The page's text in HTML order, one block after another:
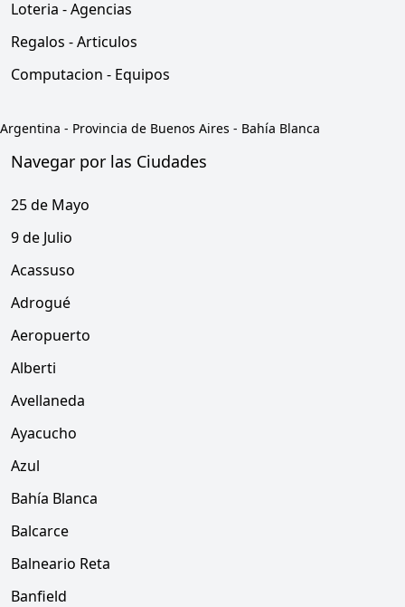
Loteria - Agencias
Regalos - Articulos
Computacion - Equipos
Argentina - Provincia de Buenos Aires - Bahía Blanca
Navegar por las Ciudades
25 de Mayo
9 de Julio
Acassuso
Adrogué
Aeropuerto
Alberti
Avellaneda
Ayacucho
Azul
Bahía Blanca
Balcarce
Balneario Reta
Banfield